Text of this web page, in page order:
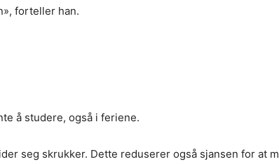
forteller han.
å studere, også i feriene.
seg skrukker. Dette reduserer også sjansen for at